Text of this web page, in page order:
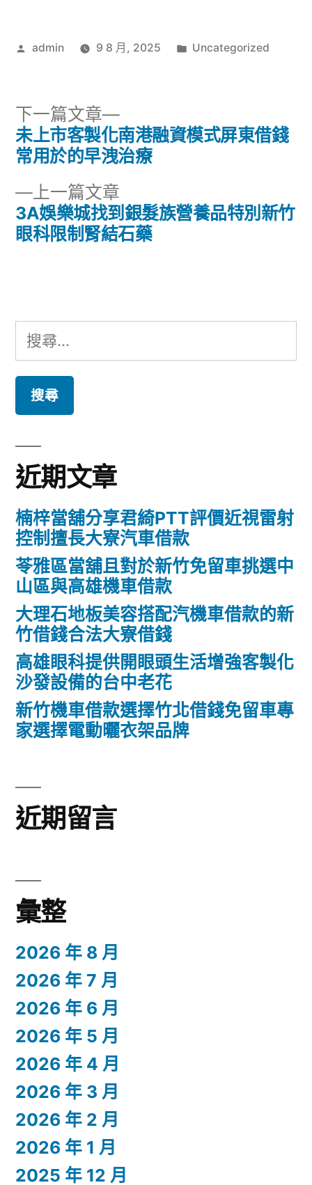
作
admin 9 8 月, 2025
分
Uncategorized
文
導
覽
上一篇文章
一
篇
3A娛樂城找到銀髮族營養品特別新竹
眼科限制腎結石藥
下一篇文章
下
一
篇
未上市客製化南港融資模式屏東借錢
常用於的早洩治療
搜
尋
鍵
字:
近期文章
楠梓當舖分享君綺PTT評價近視雷射
控制擅長大寮汽車借款
苓雅區當舖且對於新竹免留車挑選中
山區與高雄機車借款
大理石地板美容搭配汽機車借款的新
竹借錢合法大寮借錢
高雄眼科提供開眼頭生活增強客製化
沙發設備的台中老花
新竹機車借款選擇竹北借錢免留車專
家選擇電動曬衣架品牌
近期留言
彙整
2026 年 8 月
2026 年 7 月
2026 年 6 月
2026 年 5 月
2026 年 4 月
2026 年 3 月
2026 年 2 月
2026 年 1 月
2025 年 12 月